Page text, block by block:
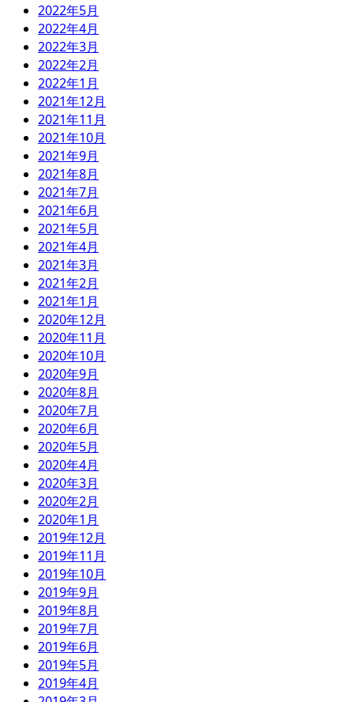
2022年5月
2022年4月
2022年3月
2022年2月
2022年1月
2021年12月
2021年11月
2021年10月
2021年9月
2021年8月
2021年7月
2021年6月
2021年5月
2021年4月
2021年3月
2021年2月
2021年1月
2020年12月
2020年11月
2020年10月
2020年9月
2020年8月
2020年7月
2020年6月
2020年5月
2020年4月
2020年3月
2020年2月
2020年1月
2019年12月
2019年11月
2019年10月
2019年9月
2019年8月
2019年7月
2019年6月
2019年5月
2019年4月